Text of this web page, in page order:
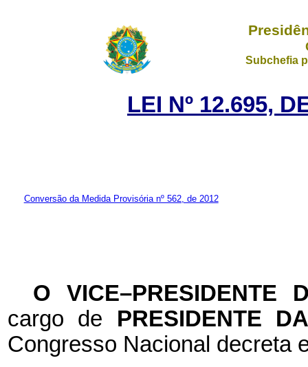
Subchefia
LEI Nº 12.695,
Conversão da Medida Provisória nº 562, de 2012
O VICE–PRESIDENTE
cargo de PRESIDENTE
Congresso Nacional decreta